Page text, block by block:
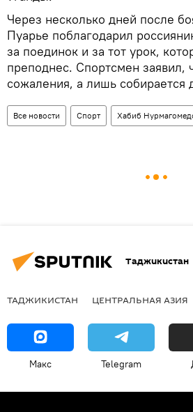
Через несколько дней после
Пуарье поблагодарил
за поединок и за тот урок,
преподнес. Спортсмен заявил,
сожаления, а лишь собирается
Все новости Спорт Хабиб
Таджикистан
ТАДЖИКИСТАН ЦЕНТРАЛЬНАЯ АЗИЯ
Макс Telegram